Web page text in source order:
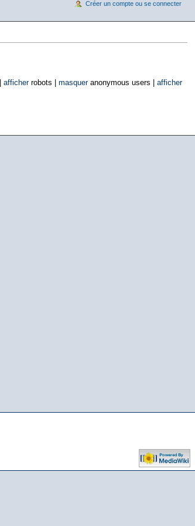
afficherrobots | masqueranonymous users | afficher
Créer un compte ou se connecter